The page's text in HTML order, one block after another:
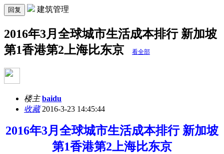
回复 建筑管理
2016年3月全球城市生活成本排行 新加坡
第1香港第2上海比东京
看全部
楼主 baidu
收藏2016-3-23 14:45:44
2016年3月全球城市生活成本排行 新加坡
第1香港第2上海比东京